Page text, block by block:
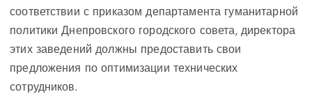
соответствии с приказом департамента гуманитарной
политики Днепровского городского совета, директора
этих заведений должны предоставить свои
предложения по оптимизации технических
сотрудников.